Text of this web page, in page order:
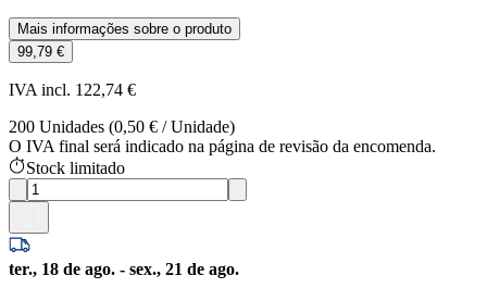
Mais informações sobre o produto
99,79 €
IVA incl. 122,74 €
200 Unidades (0,50 € /Unidade)
O IVA final será indicado na página de revisão da encomenda.
Stock limitado
ter., 18 de ago. - sex., 21 de ago.